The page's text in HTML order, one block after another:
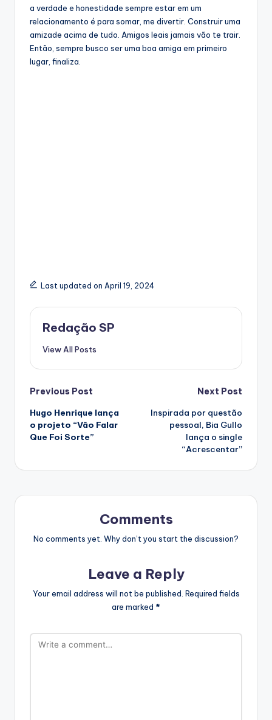
a verdade e honestidade sempre estar em um
relacionamento é para somar, me divertir. Construir uma
amizade acima de tudo. Amigos leais jamais vão te trair.
Então, sempre busco ser uma boa amiga em primeiro
lugar, finaliza.
Last updated on April 19, 2024
Redação SP
View All Posts
Post
navigation
Previous Post
Hugo Henrique lança
o projeto “Vão Falar
Que Foi Sorte”
Next Post
Inspirada por questão
pessoal, Bia Gullo
lança o single
“Acrescentar”
Comments
No comments yet. Why don’t you start the discussion?
Leave a Reply
Your email address will not be published. Required fields
are marked *